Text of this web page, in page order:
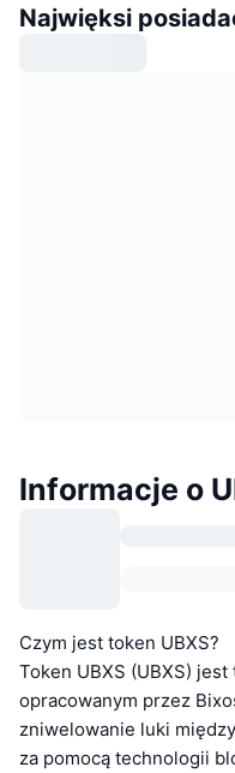
Najwięksi
Informacje o
Czym jest token UBXS?
Token UBXS (UBXS)
opracowanym przez
zniwelowanie luki
za pomocą technologii